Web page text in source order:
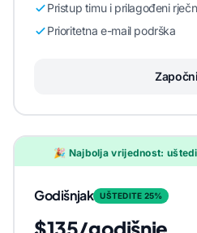
Pristup timu i prilagođeni
Prioritetna e-mail podrška
🎉 Najbolja vrijednost:
Godišnjak UŠTEDITE 25%